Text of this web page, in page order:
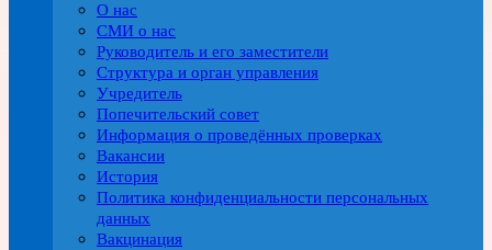
О нас
СМИ о нас
Руководитель и его заместители
Структура и орган управления
Учредитель
Попечительский совет
Информация о проведённых проверках
Вакансии
История
Политика конфиденциальности персональных
данных
Вакцинация